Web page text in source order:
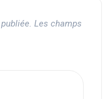
Les champs